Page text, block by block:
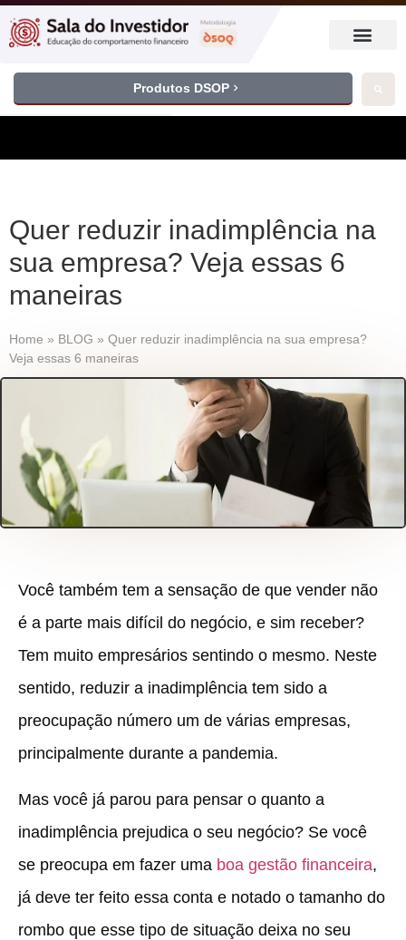
Produtos DSOP
Quer reduzir inadimplência na
sua empresa? Veja essas 6
maneiras
Home » BLOG » Quer reduzir inadimplência na sua empresa?
Veja essas 6 maneiras
Você também tem a sensação de que vender não
é a parte mais difícil do negócio, e sim receber?
Tem muito empresários sentindo o mesmo. Neste
sentido, reduzir a inadimplência tem sido a
preocupação número um de várias empresas,
principalmente durante a pandemia.
Mas você já parou para pensar o quanto a
inadimplência prejudica o seu negócio? Se você
se preocupa em fazer uma boa gestão financeira,
já deve ter feito essa conta e notado o tamanho do
rombo que esse tipo de situação deixa no seu